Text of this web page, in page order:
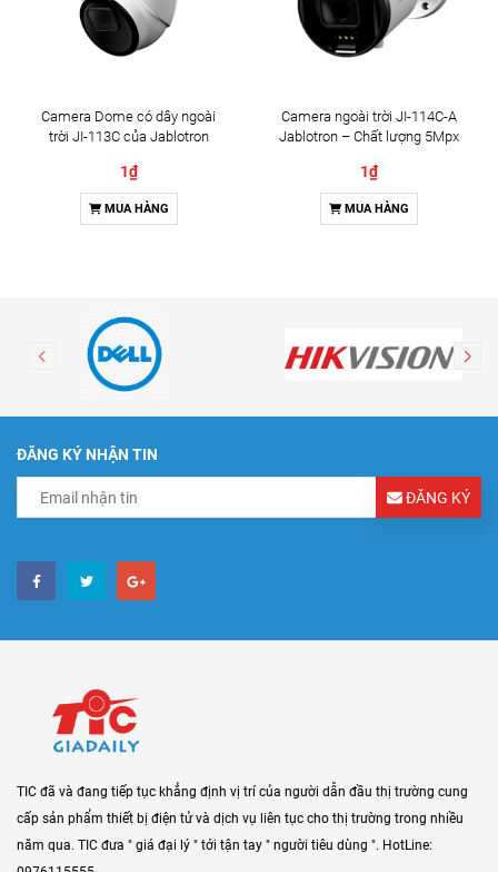
Camera Dome có dây ngoài
trời JI-113C của Jablotron
1₫
MUA HÀNG
Camera ngoài trời JI-114C-A
Jablotron – Chất lượng 5Mpx
1₫
MUA HÀNG
ĐĂNG KÝ NHẬN TIN
ĐĂNG KÝ
TIC đã và đang tiếp tục khẳng định vị trí của người dẫn đầu thị trường cung
cấp sản phẩm thiết bị điện tử và dịch vụ liên tục cho thị trường trong nhiều
năm qua. TIC đưa " giá đại lý " tới tận tay " người tiêu dùng ". HotLine: